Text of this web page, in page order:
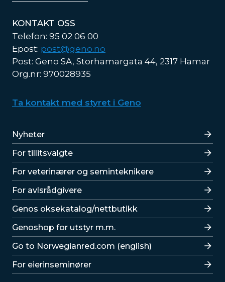
KONTAKT OSS
Telefon: 95 02 06 00
Epost: post@geno.no
Post: Geno SA, Storhamargata 44, 2317 Hamar
Org.nr: 970028935
Ta kontakt med styret i Geno
Lenker
Nyheter
For tillitsvalgte
For veterinærer og seminteknikere
For avlsrådgivere
Lenker
Genos oksekatalog/nettbutikk
Genoshop for utstyr m.m.
Go to Norwegianred.com (english)
For eierinseminører